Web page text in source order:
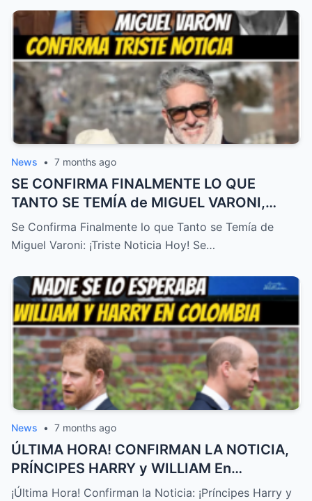
News • 7 months ago
SE CONFIRMA FINALMENTE LO QUE
TANTO SE TEMÍA de MIGUEL VARONI,
TRISTE NOTICIA HOY! – HTT
Se Confirma Finalmente lo que Tanto se Temía de
Miguel Varoni: ¡Triste Noticia Hoy! Se…
News • 7 months ago
ÚLTIMA HORA! CONFIRMAN LA NOTICIA,
PRÍNCIPES HARRY y WILLIAM En
COLOMBIA! NADIE SE LO ESPERABA – HTT
¡Última Hora! Confirman la Noticia: ¡Príncipes Harry y